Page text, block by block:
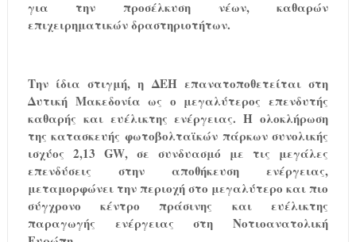
για την προσέλκυση νέων, καθαρών
επιχειρηματικών δραστηριοτήτων.
Την ίδια στιγμή, η ΔΕΗ επανατοποθετείται στη
Δυτική Μακεδονία ως ο μεγαλύτερος επενδυτής
καθαρής και ευέλικτης ενέργειας. Η ολοκλήρωση
της κατασκευής φωτοβολταϊκών πάρκων συνολικής
ισχύος 2,13 GW, σε συνδυασμό με τις μεγάλες
επενδύσεις στην αποθήκευση ενέργειας,
μεταμορφώνει την περιοχή στο μεγαλύτερο και πιο
σύγχρονο κέντρο πράσινης και ευέλικτης
παραγωγής ενέργειας στη Νοτιοανατολική